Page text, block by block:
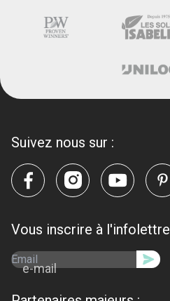
Suivez nous sur :
Vous inscrire à l'infolettre
e-mail